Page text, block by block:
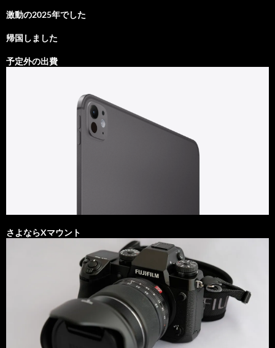
激動の2025年でした
帰国しました
予定外の出費
さよならXマウント